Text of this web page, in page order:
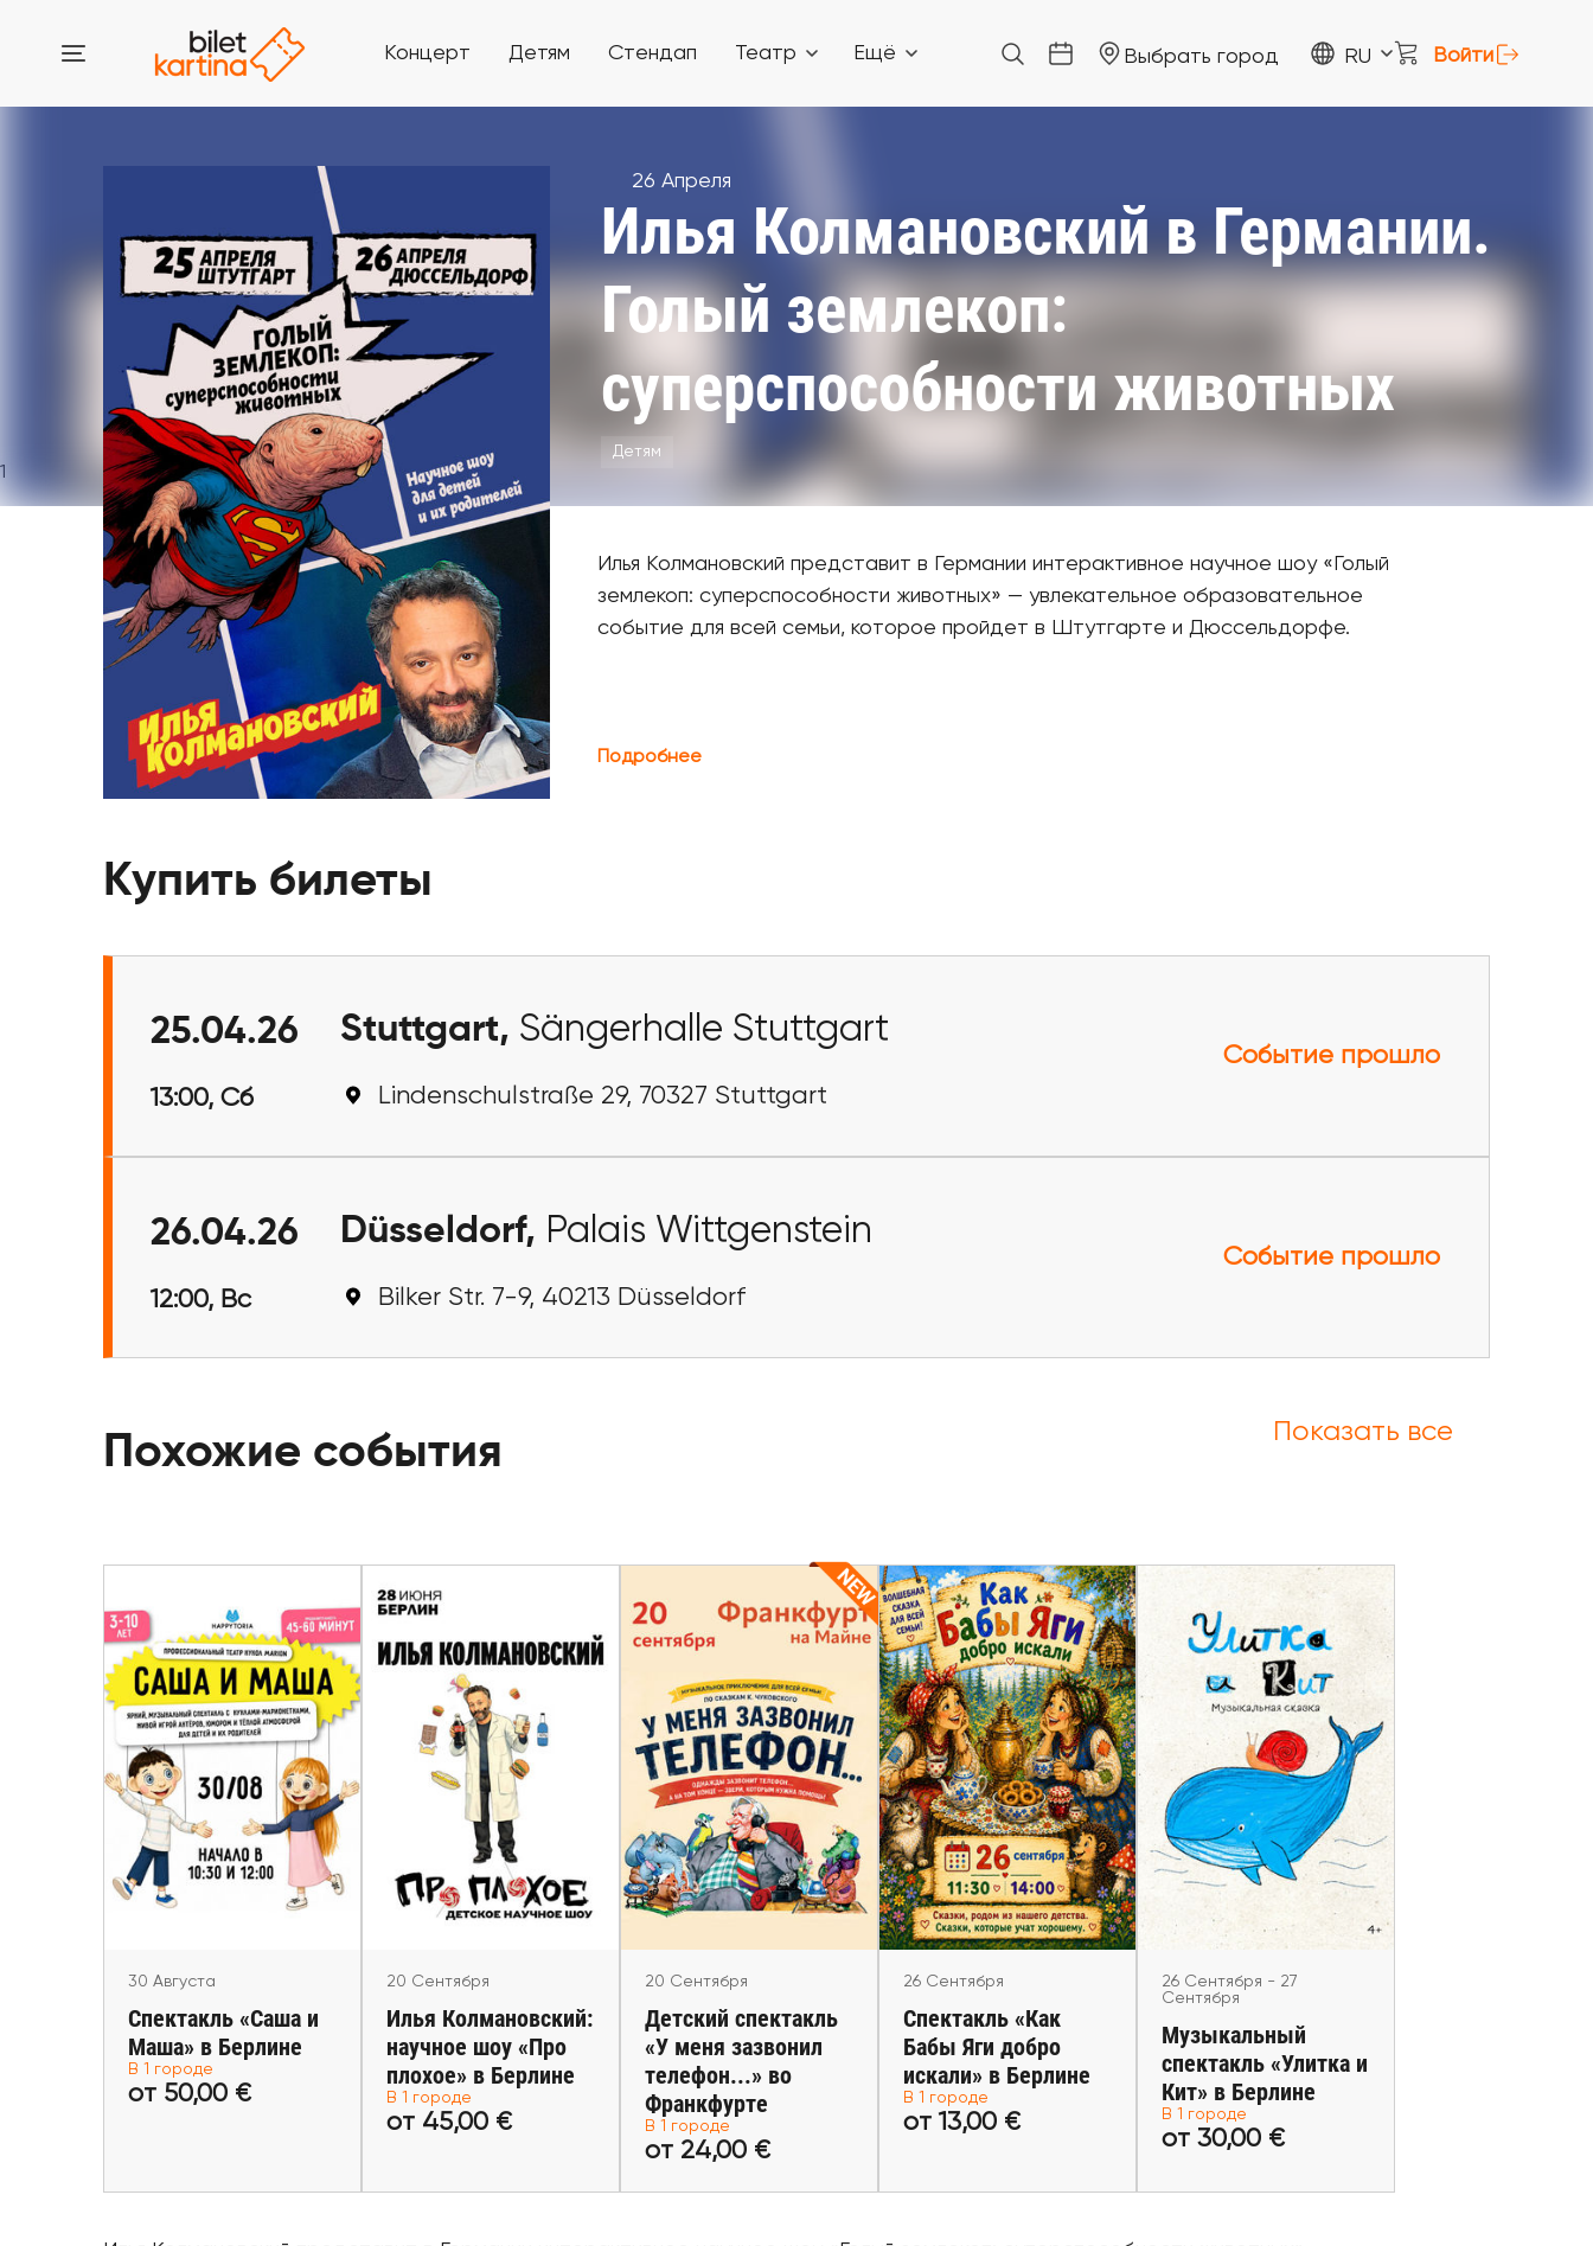
Концерт Детям Стендап Театр Ещё Выбрать город RU Войти
1
26 Апреля
Илья Колмановский в Германии.
Голый землекоп:
суперспособности животных
Детям
Илья Колмановский представит в Германии интерактивное научное шоу «Голый
землекоп: суперспособности животных» — увлекательное образовательное
событие для всей семьи, которое пройдет в Штутгарте и Дюссельдорфе.
Подробнее
Купить билеты
25.04.26
13:00, Сб
Stuttgart, Sängerhalle Stuttgart
Lindenschulstraße 29, 70327 Stuttgart
Событие прошло
26.04.26
12:00, Вс
Düsseldorf, Palais Wittgenstein
Bilker Str. 7-9, 40213 Düsseldorf
Событие прошло
Похожие события Показать все
30 Августа
Спектакль «Саша и
Маша» в Берлине
Berlin
от 50,00 €
30 Августа
Спектакль «Саша и
Маша» в Берлине
В 1 городе
от 50,00 €
20 Сентября
Илья Колмановский:
научное шоу «Про
плохое» в Берлине
Berlin
от 45,00 €
Купить билеты
20 Сентября
Илья Колмановский:
научное шоу «Про
плохое» в Берлине
В 1 городе
от 45,00 €
20 Сентября
Детский спектакль «У
меня зазвонил
телефон...» во
Франкфурте
Frankfurt am Main
от 24,00 €
Купить билеты
20 Сентября
Детский спектакль
«У меня зазвонил
телефон...» во
Франкфурте
В 1 городе
от 24,00 €
26 Сентября
Спектакль «Как Бабы
Яги добро искали» в
Берлине
Berlin
от 13,00 €
Купить билеты
26 Сентября
Спектакль «Как
Бабы Яги добро
искали» в Берлине
В 1 городе
от 13,00 €
26 Сентября - 27 Сентября
Музыкальный
спектакль «Улитка и
Кит» в Берлине
Berlin
от 30,00 €
Купить билеты
26 Сентября - 27
Сентября
Музыкальный
спектакль «Улитка и
Кит» в Берлине
В 1 городе
от 30,00 €